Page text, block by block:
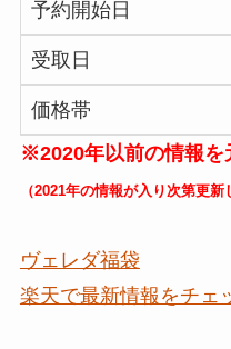
予約開始日
受取日
価格帯
※2020年以前の情報を
（2021年の情報が入り次第更新
ヴェレダ福袋
楽天で最新情報をチェ